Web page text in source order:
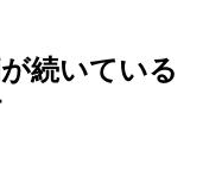
続いている